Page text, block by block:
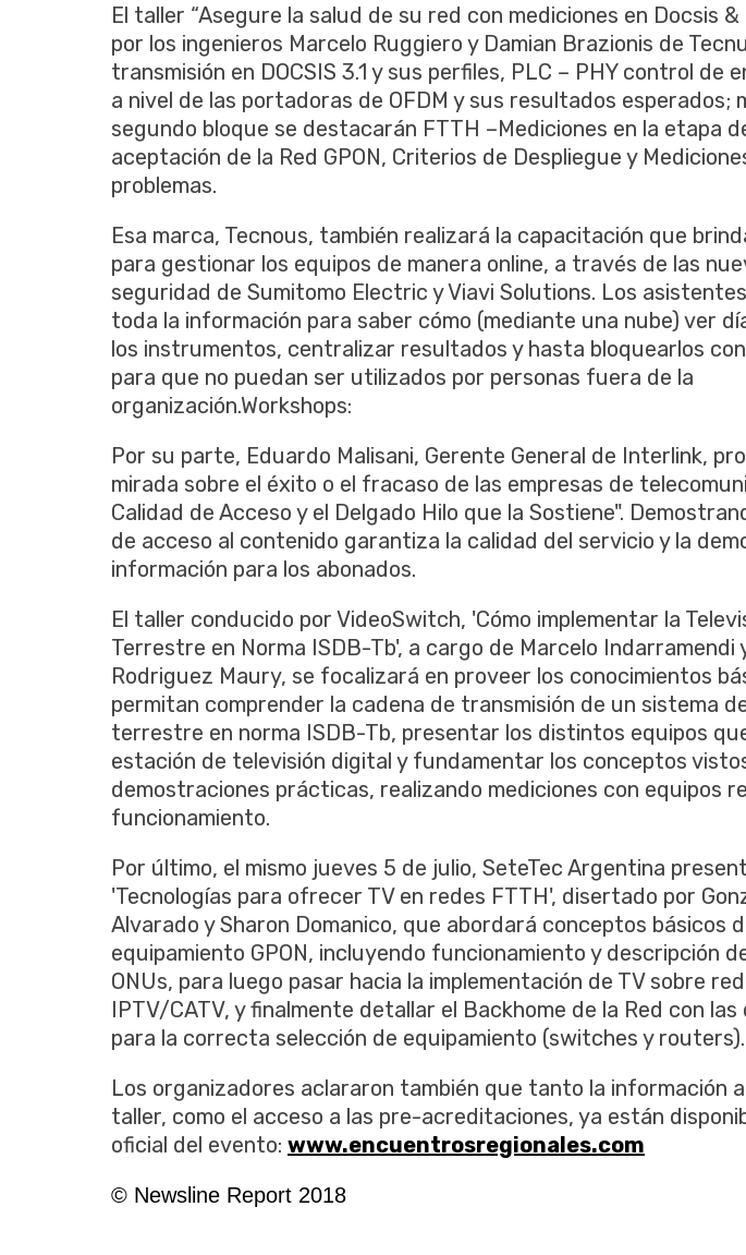
El taller “Asegure la salud de su red con mediciones en Docsis
por los ingenieros Marcelo Ruggiero y Damian Brazionis de
transmisión en DOCSIS 3.1 y sus perfiles, PLC – PHY control de
a nivel de las portadoras de OFDM y sus resultados esperados;
segundo bloque se destacarán FTTH –Mediciones en la etapa
aceptación de la Red GPON, Criterios de Despliegue y
problemas.
Esa marca, Tecnous, también realizará la capacitación que
para gestionar los equipos de manera online, a través de las
seguridad de Sumitomo Electric y Viavi Solutions. Los
toda la información para saber cómo (mediante una nube) ver
los instrumentos, centralizar resultados y hasta bloquearlos
para que no puedan ser utilizados por personas fuera de la
organización.Workshops:
Por su parte, Eduardo Malisani, Gerente General de Interlink,
mirada sobre el éxito o el fracaso de las empresas de
Calidad de Acceso y el Delgado Hilo que la Sostiene".
de acceso al contenido garantiza la calidad del servicio y la
información para los abonados.
El taller conducido por VideoSwitch, 'Cómo implementar la
Terrestre en Norma ISDB-Tb', a cargo de Marcelo Indarramendi
Rodriguez Maury, se focalizará en proveer los conocimientos
permitan comprender la cadena de transmisión de un sistema
terrestre en norma ISDB-Tb, presentar los distintos equipos
estación de televisión digital y fundamentar los conceptos
demostraciones prácticas, realizando mediciones con equipos
funcionamiento.
Por último, el mismo jueves 5 de julio, SeteTec Argentina
'Tecnologías para ofrecer TV en redes FTTH', disertado por
Alvarado y Sharon Domanico, que abordará conceptos básicos
equipamiento GPON, incluyendo funcionamiento y descripción
ONUs, para luego pasar hacia la implementación de TV sobre
IPTV/CATV, y finalmente detallar el Backhome de la Red con
para la correcta selección de equipamiento (switches y routers).
Los organizadores aclararon también que tanto la información
taller, como el acceso a las pre-acreditaciones, ya están
oficial del evento: www.encuentrosregionales.com
© Newsline Report 2018